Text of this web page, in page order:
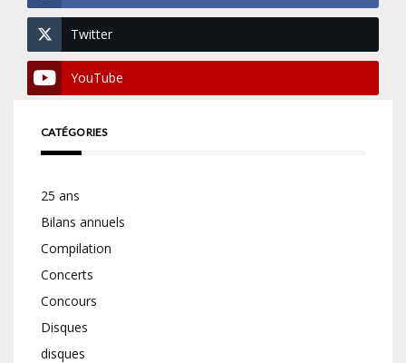
Twitter
YouTube
CATÉGORIES
25 ans
Bilans annuels
Compilation
Concerts
Concours
Disques
disques